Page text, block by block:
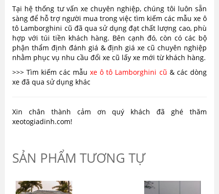
Tại hệ thống tư vấn xe chuyên nghiệp, chúng tôi luôn sẵn
sàng để hỗ trợ người mua trong việc tìm kiếm các mẫu xe ô
tô Lamborghini cũ đã qua sử dụng đạt chất lượng cao, phù
hợp với túi tiền khách hàng. Bên cạnh đó, còn có các bộ
phận thẩm định đánh giá & định giá xe cũ chuyên nghiệp
nhằm phục vụ nhu cầu đổi xe cũ lấy xe mới từ khách hàng.
>>> Tìm kiếm các mẫu xe ô tô Lamborghini cũ & các dòng
xe đã qua sử dụng khác
Xin chân thành cảm ơn quý khách đã ghé thăm
xeotogiadinh.com!
SẢN PHẨM TƯƠNG TỰ